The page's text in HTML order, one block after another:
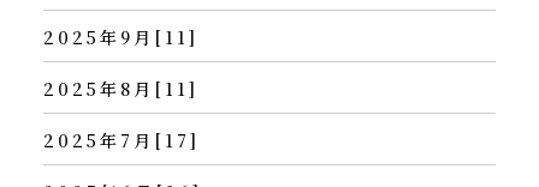
2025年9月[11]
2025年8月[11]
2025年7月[17]